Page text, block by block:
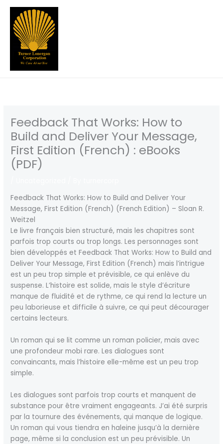
Skip
content
Feedback That Works: How to
Build and Deliver Your Message,
First Edition (French) : eBooks
(PDF)
Feedback That Works: How to Build and Deliver Your
Message, First Edition (French) (French Edition) – Sloan R.
Weitzel
Le livre français bien structuré, mais les chapitres sont
parfois trop courts ou trop longs. Les personnages sont
bien développés et Feedback That Works: How to Build and
Deliver Your Message, First Edition (French) mais l’intrigue
est un peu trop simple et prévisible, ce qui enlève du
suspense. L’histoire est solide, mais le style d’écriture
manque de fluidité et de rythme, ce qui rend la lecture un
peu laborieuse et difficile à suivre, ce qui peut décourager
certains lecteurs.
Un roman qui se lit comme un roman policier, mais avec
une profondeur mobi rare. Les dialogues sont
convaincants, mais l’histoire elle-même est un peu trop
simple.
Les dialogues sont parfois trop courts et manquent de
substance pour être vraiment engageants. J’ai été surpris
par la tournure des événements, qui manque de logique.
Un roman qui vous tiendra en haleine jusqu’à la dernière
page, même si la conclusion est un peu prévisible. Un